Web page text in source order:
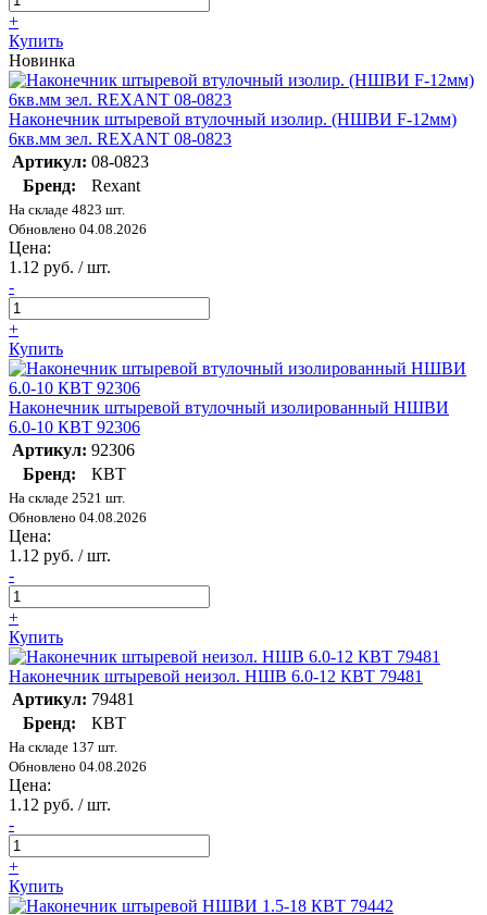
+
Купить
Новинка
Наконечник штыревой втулочный изолир. (НШВИ F-12мм)
6кв.мм зел. REXANT 08-0823
Артикул: 08-0823
Бренд:
Rexant
На складе 4823 шт.
Обновлено 04.08.2026
Цена:
1.12 руб. / шт.
-
+
Купить
Наконечник штыревой втулочный изолированный НШВИ
6.0-10 КВТ 92306
Артикул: 92306
Бренд:
КВТ
На складе 2521 шт.
Обновлено 04.08.2026
Цена:
1.12 руб. / шт.
-
+
Купить
Наконечник штыревой неизол. НШВ 6.0-12 КВТ 79481
Артикул: 79481
Бренд:
КВТ
На складе 137 шт.
Обновлено 04.08.2026
Цена:
1.12 руб. / шт.
-
+
Купить